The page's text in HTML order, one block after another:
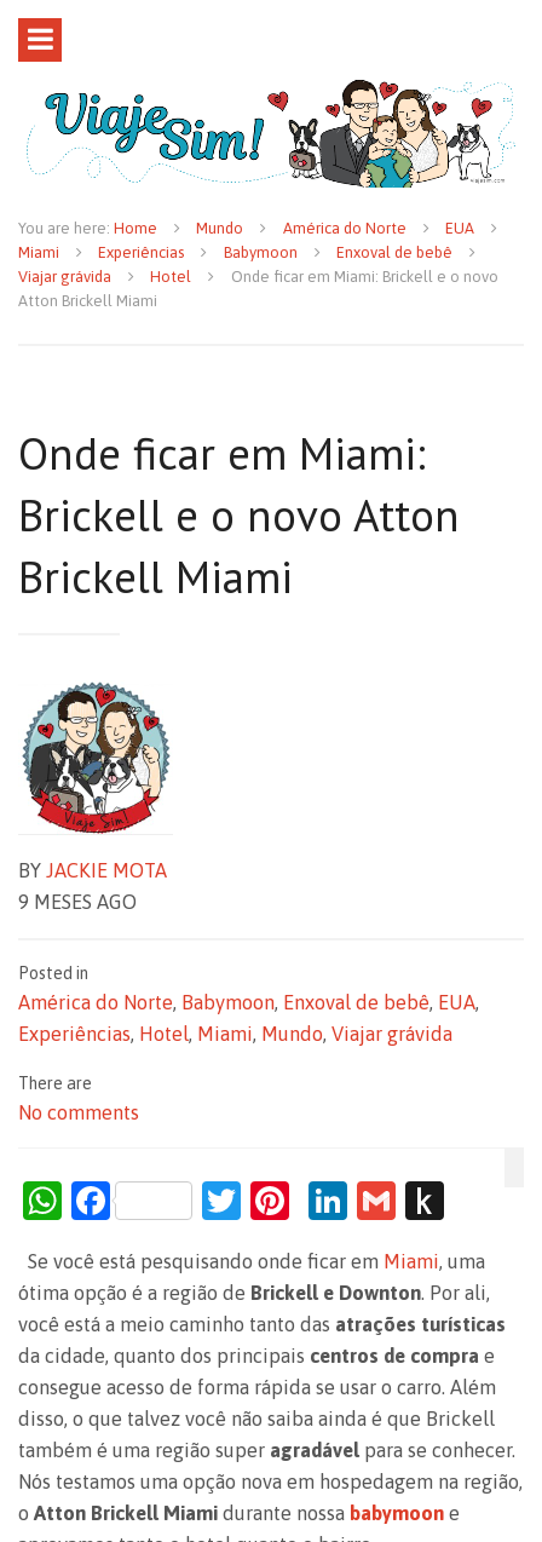
You are here: Home Mundo América do Norte
EUA
Miami
Experiências Babymoon
Enxoval de bebê
Viajar grávida
Hotel
Onde ficar em Miami: Brickell e o novo
Atton Brickell Miami
Onde ficar em Miami:
Brickell e o novo Atton
Brickell Miami
BY JACKIE MOTA
9 MESES AGO
Posted in
América do Norte, Babymoon, Enxoval de bebê, EUA,
Experiências, Hotel, Miami, Mundo, Viajar grávida
There are
No comments
W
at
s
A
p
p
F
c
e
b
o
o
k
T
itt
er
Pi
er
es
t
Li
k
e
dI
n
G
ai
l
h
to
Ki
n
dl
e
Se você está pesquisando onde ficar em Miami, uma
ótima opção é a região de Brickell e Downton. Por ali,
você está a meio caminho tanto das atrações turísticas
da cidade, quanto dos principais centros de compra e
consegue acesso de forma rápida se usar o carro. Além
disso, o que talvez você não saiba ainda é que Brickell
também é uma região super agradável para se conhecer.
Nós testamos uma opção nova em hospedagem na região,
o Atton Brickell Miami durante nossa babymoon e